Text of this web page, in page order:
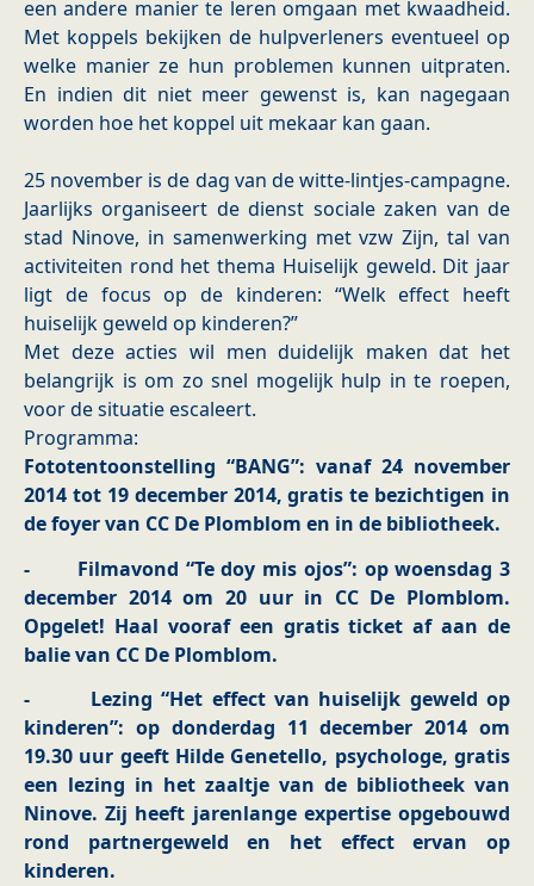
een andere manier te leren omgaan met kwaadheid.
Met koppels bekijken de hulpverleners eventueel op
welke manier ze hun problemen kunnen uitpraten.
En indien dit niet meer gewenst is, kan nagegaan
worden hoe het koppel uit mekaar kan gaan.
25 november is de dag van de witte-lintjes-campagne.
Jaarlijks organiseert de dienst sociale zaken van de
stad Ninove, in samenwerking met vzw Zijn, tal van
activiteiten rond het thema Huiselijk geweld. Dit jaar
ligt de focus op de kinderen: “Welk effect heeft
huiselijk geweld op kinderen?”
Met deze acties wil men duidelijk maken dat het
belangrijk is om zo snel mogelijk hulp in te roepen,
voor de situatie escaleert.
Programma:
Fototentoonstelling “BANG”: vanaf 24 november
2014 tot 19 december 2014, gratis te bezichtigen in
de foyer van CC De Plomblom en in de bibliotheek.
- Filmavond “Te doy mis ojos”: op woensdag 3
december 2014 om 20 uur in CC De Plomblom.
Opgelet! Haal vooraf een gratis ticket af aan de
balie van CC De Plomblom.
- Lezing “Het effect van huiselijk geweld op
kinderen”: op donderdag 11 december 2014 om
19.30 uur geeft Hilde Genetello, psychologe, gratis
een lezing in het zaaltje van de bibliotheek van
Ninove. Zij heeft jarenlange expertise opgebouwd
rond partnergeweld en het effect ervan op
kinderen.